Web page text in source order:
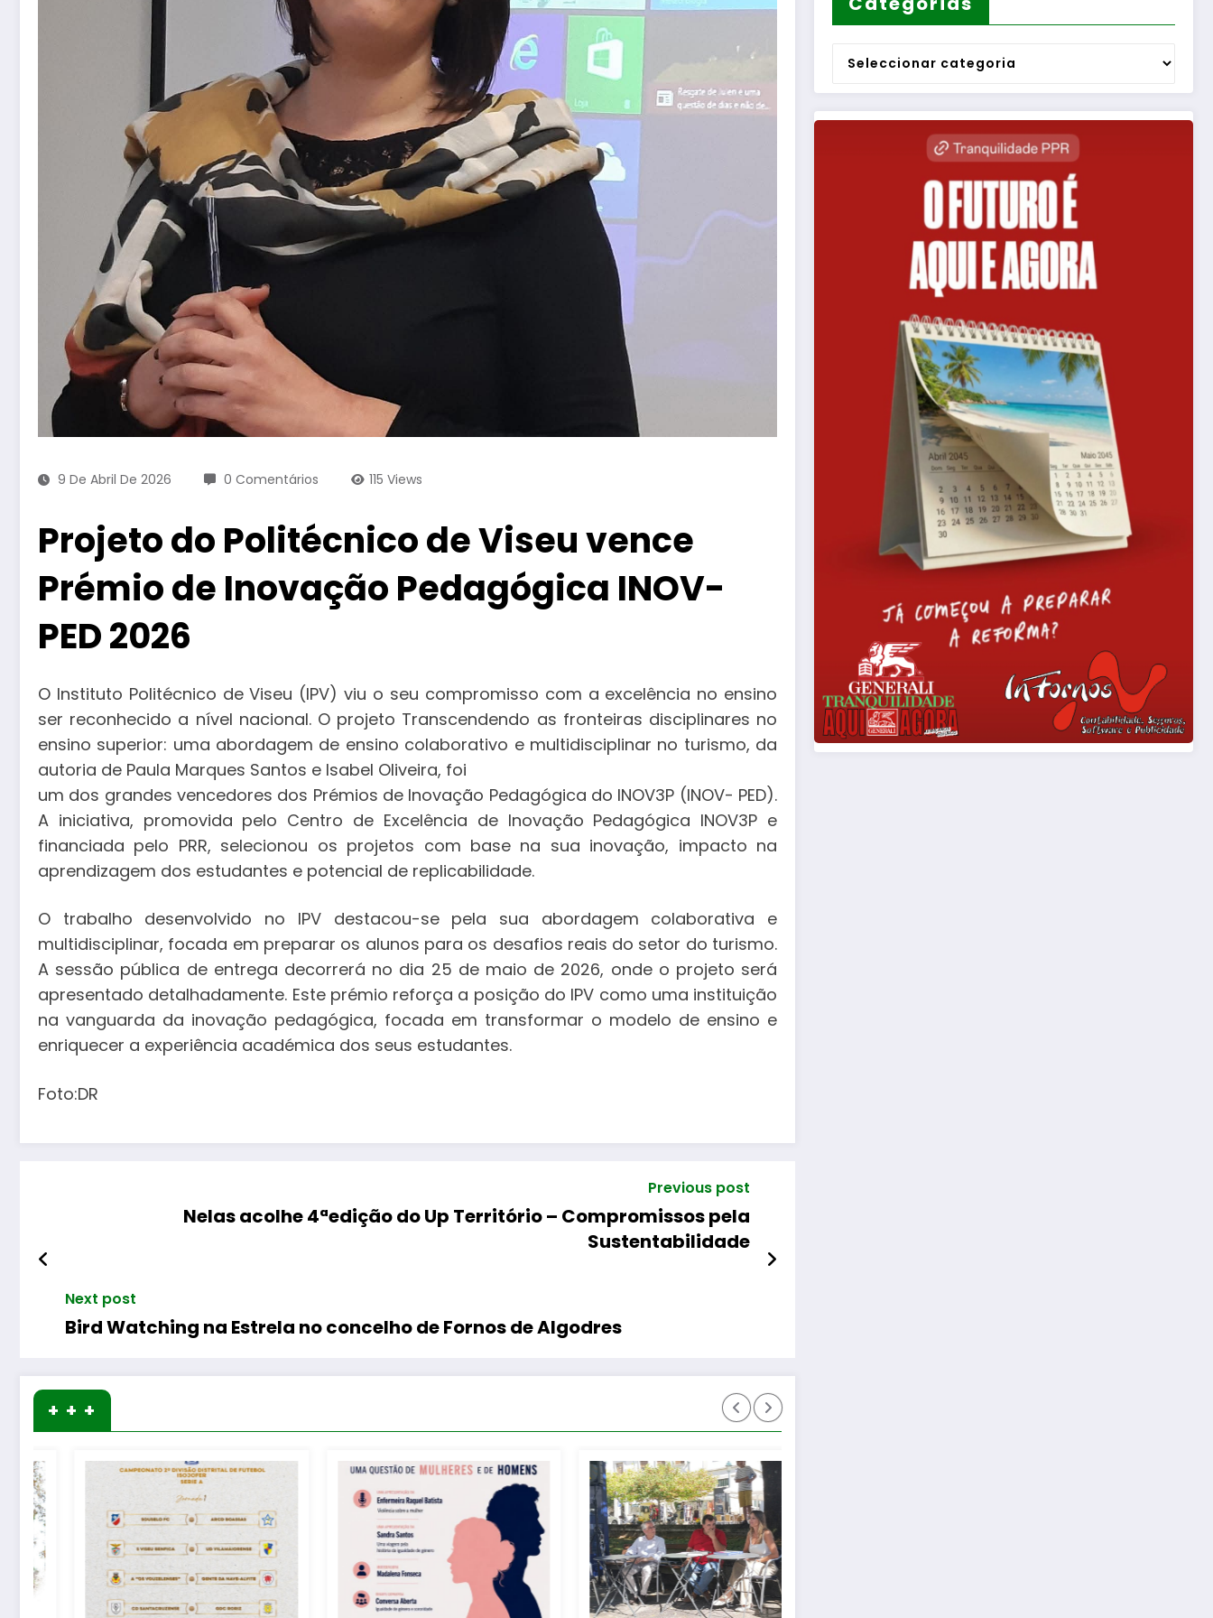
9 De Abril De 2026 0 Comentários 115 Views
Projeto do Politécnico de Viseu vence
Prémio de Inovação Pedagógica INOV-
PED 2026
O Instituto Politécnico de Viseu (IPV) viu o seu compromisso com a excelência no ensino
ser reconhecido a nível nacional. O projeto Transcendendo as fronteiras disciplinares no
ensino superior: uma abordagem de ensino colaborativo e multidisciplinar no turismo, da
autoria de Paula Marques Santos e Isabel Oliveira, foi
um dos grandes vencedores dos Prémios de Inovação Pedagógica do INOV3P (INOV- PED).
A iniciativa, promovida pelo Centro de Excelência de Inovação Pedagógica INOV3P e
financiada pelo PRR, selecionou os projetos com base na sua inovação, impacto na
aprendizagem dos estudantes e potencial de replicabilidade.
O trabalho desenvolvido no IPV destacou-se pela sua abordagem colaborativa e
multidisciplinar, focada em preparar os alunos para os desafios reais do setor do turismo.
A sessão pública de entrega decorrerá no dia 25 de maio de 2026, onde o projeto será
apresentado detalhadamente. Este prémio reforça a posição do IPV como uma instituição
na vanguarda da inovação pedagógica, focada em transformar o modelo de ensino e
enriquecer a experiência académica dos seus estudantes.
Foto:DR
Previous post
Nelas acolhe 4ªedição do Up Território – Compromissos pela
Sustentabilidade
Next post
Bird Watching na Estrela no concelho de Fornos de Algodres
+ + +
Categorias